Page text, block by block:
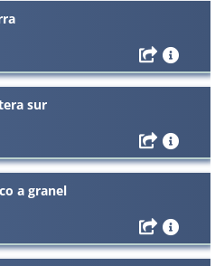
sur
a granel